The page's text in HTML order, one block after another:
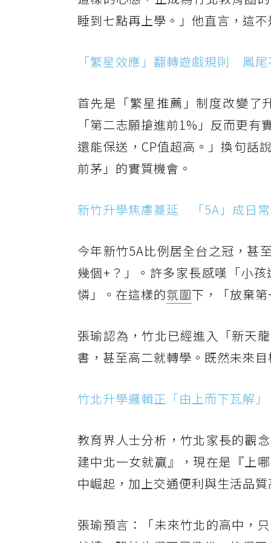
睡到七點再上學。」他直言，這
「繁星效應」翻轉遊戲規則 鳳
首先是「繁星推薦」制度改變了
「第二志願搶進前1%」反而更
還能保送，CP值超高。」換句話
前茅」的實質機會。
新竹升學焦慮蔓延 「5A」成日
今年新竹5A比例居全台之冠，甚
幾個+？」。許多家長感嘆「小
憐」。在這樣的氛圍下，「放棄
張瑜認為，竹北已經進入「新天
書，甚至高二就轉學。既然未來
竹北升學邏輯正「由上而下瓦解」
教育界人士分析，竹北家長的觀
建中北一女就贏』，現在是『上
中崛起，加上交通便利與生活品
張瑜預言：「未來竹北的高中，